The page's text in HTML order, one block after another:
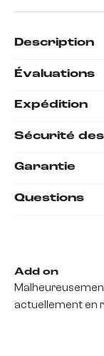
Description
Évaluations
Expédition
Sécurité
Garantie
Questions
Add on
actuellement en